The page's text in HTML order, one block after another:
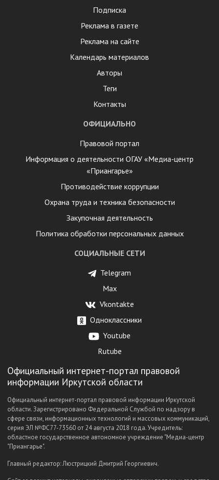
Подписка
Реклама в газете
Реклама на сайте
Календарь материалов
Авторы
Теги
Контакты
ОФИЦИАЛЬНО
Правовой портал
Информация о деятельности ОГАУ «Медиа-центр
«Приангарье»
Противодействие коррупции
Охрана труда и техника безопасности
Закупочная деятельность
Политика обработки персональных данных
СОЦИАЛЬНЫЕ СЕТИ
Telegram
Max
Vkontakte
Одноклассники
Youtube
Rutube
Официальный интернет-портал правовой
информации Иркутской области
Официальный интернет-портал правовой информации Иркутской
области. Зарегистрировано Федеральной Службой по надзору в
сфере связи, информационных технологий и массовых коммуникаций,
серия ЭЛ №ФС77-73560 от 24 августа 2018 года. Учредитель:
областное государственное автономное учреждение "Медиа-центр
"Приангарье".
Главный редактор: Люстрицкий Дмитрий Георгиевич.